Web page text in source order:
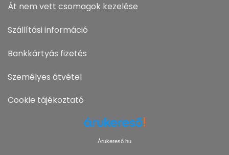
Át nem vett csomagok kezelése
Szállítási információ
Bankkártyás fizetés
Személyes átvétel
Cookie tájékoztató
Árukereső.hu